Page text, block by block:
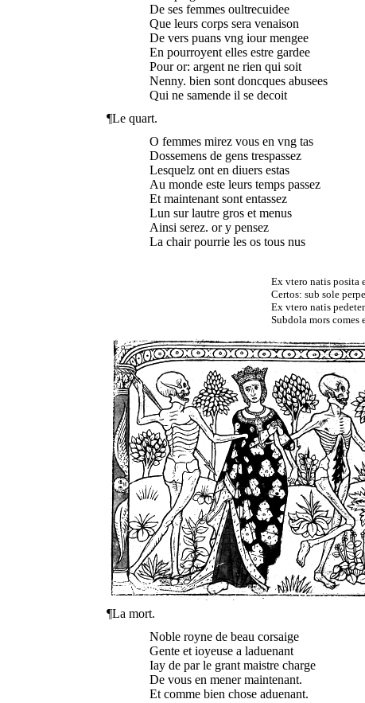
De ses femmes oultrecuidee
Que leurs corps sera venaison
De vers puans vng iour mengee
En pourroyent elles estre gardee
Pour or: argent ne rien qui soit
Nenny. bien sont doncques abusees
Qui ne samende il se decoit
¶Le quart.
O femmes mirez vous en vng tas
Dossemens de gens trespassez
Lesquelz ont en diuers estas
Au monde este leurs temps passez
Et maintenant sont entassez
Lun sur lautre gros et menus
Ainsi serez. or y pensez
La chair pourrie les os tous nus
Ex vtero natis posita
Certos: sub sole
Ex vtero natis
Subdola mors comes
¶La mort.
Noble royne de beau corsaige
Gente et ioyeuse a laduenant
Iay de par le grant maistre charge
De vous en mener maintenant.
Et comme bien chose aduenant.